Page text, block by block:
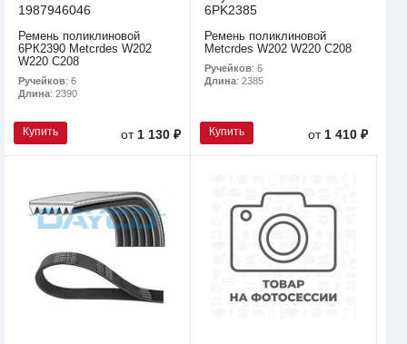
1987946046
Ремень поликлиновой
6РК2390 Metcrdes W202
W220 C208
Ручейков: 6
Длина: 2390
Купить от 1 130 ₽
6PK2385
Ремень поликлиновой
Metcrdes W202 W220 C208
Ручейков: 6
Длина: 2385
Купить от 1 410 ₽